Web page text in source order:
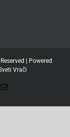
| Powered
Vrači
Email